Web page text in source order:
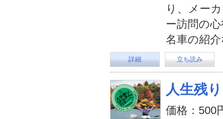
り、メー
ー訪問の
名車の紹
詳細 立ち読み
人生残
価格：500